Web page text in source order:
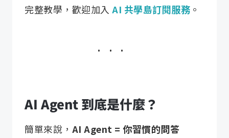
第 7 層：多平台門面 —— 到處找得到它的「對外窗口」
完整教學，歡迎加入 AI 共學島訂閱服務 。
AI Agent 到底是什麼？
簡單來說， AI Agent = 你習慣的問答